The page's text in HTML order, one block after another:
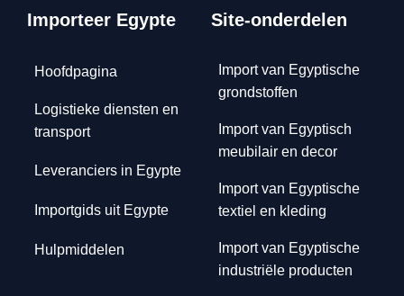
Importeer Egypte
Hoofdpagina
Logistieke diensten en
transport
Leveranciers in Egypte
Importgids uit Egypte
Hulpmiddelen
Site-onderdelen
Import van Egyptische
grondstoffen
Import van Egyptisch
meubilair en decor
Import van Egyptische
textiel en kleding
Import van Egyptische
industriële producten